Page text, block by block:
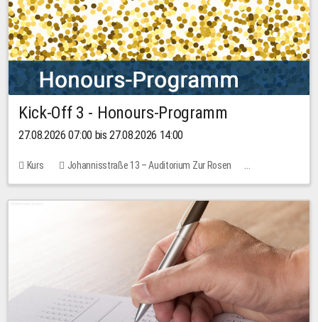
Kick-Off 3 - Honours-Programm
27.08.2026 07:00 bis 27.08.2026 14:00
Kurs
Johannisstraße 13 – Auditorium Zur Rosen
11 Plätze